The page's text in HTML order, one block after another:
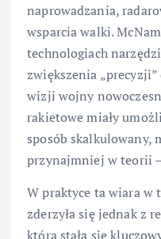
naprowadzania,
wsparcia walki.
technologiach
zwiększenia
wizji wojny
rakietowe miały
sposób skalkulowany,
przynajmniej w teorii
W praktyce ta wiara w
zderzyła się jednak z
która stała się